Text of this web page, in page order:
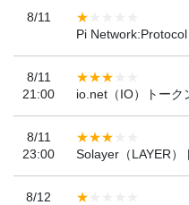
8/11
Pi
8/11
21:00
io.net（IO）トーク
8/11
23:00
Solayer（LAYER）
8/12